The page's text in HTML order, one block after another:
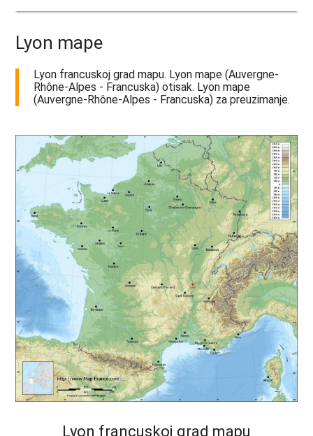
Lyon mape
Lyon francuskoj grad mapu. Lyon mape (Auvergne-
Rhône-Alpes - Francuska) otisak. Lyon mape
(Auvergne-Rhône-Alpes - Francuska) za preuzimanje.
Lyon francuskoj grad mapu